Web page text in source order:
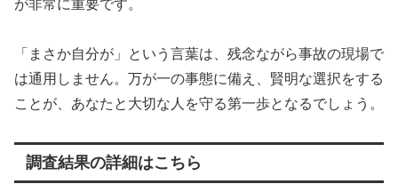
が非常に重要です。
「まさか自分が」という言葉は、残念ながら事故の現場で
は通用しません。万が一の事態に備え、賢明な選択をする
ことが、あなたと大切な人を守る第一歩となるでしょう。
調査結果の詳細はこちら